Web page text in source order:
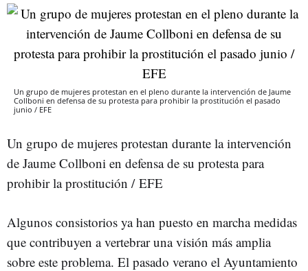
Un grupo de mujeres protestan en el pleno durante la intervención de Jaume
Collboni en defensa de su protesta para prohibir la prostitución el pasado
junio / EFE
Un grupo de mujeres protestan durante la intervención
de Jaume Collboni en defensa de su protesta para
prohibir la prostitución / EFE
Algunos consistorios ya han puesto en marcha medidas
que contribuyen a vertebrar una visión más amplia
sobre este problema. El pasado verano el Ayuntamiento